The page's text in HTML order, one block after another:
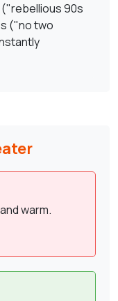
90s
("no two
warm.